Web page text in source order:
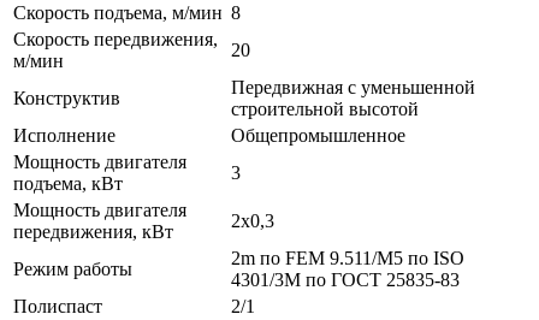
Скорость подъема, м/мин 8
Скорость передвижения,
м/мин
20
Конструктив
Передвижная с уменьшенной
строительной высотой
Исполнение
Общепромышленное
Мощность двигателя
подъема, кВт
3
Мощность двигателя
передвижения, кВт
2х0,3
Режим работы
2m по FEM 9.511/M5 по ISO
4301/3M по ГОСТ 25835-83
Полиспаст
2/1